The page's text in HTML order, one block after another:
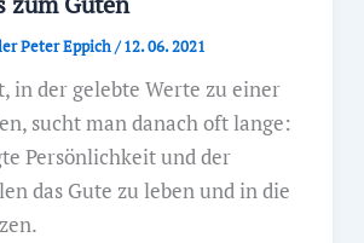
Peter Eppich/12. 06. 2021
in der gelebte Werte zu einer
sucht man danach oft lange:
Persönlichkeit und der
das Gute zu leben und in die